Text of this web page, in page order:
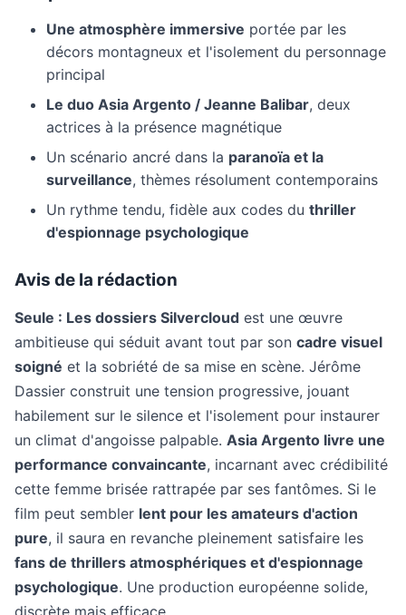
Une atmosphère immersive portée par les
décors montagneux et l'isolement du personnage
principal
Le duo Asia Argento / Jeanne Balibar, deux
actrices à la présence magnétique
Un scénario ancré dans la paranoïa et la
surveillance, thèmes résolument contemporains
Un rythme tendu, fidèle aux codes du thriller
d'espionnage psychologique
Avis de la rédaction
Seule : Les dossiers Silvercloud est une œuvre
ambitieuse qui séduit avant tout par son cadre visuel
soigné et la sobriété de sa mise en scène. Jérôme
Dassier construit une tension progressive, jouant
habilement sur le silence et l'isolement pour instaurer
un climat d'angoisse palpable. Asia Argento livre une
performance convaincante, incarnant avec crédibilité
cette femme brisée rattrapée par ses fantômes. Si le
film peut sembler lent pour les amateurs d'action
pure, il saura en revanche pleinement satisfaire les
fans de thrillers atmosphériques et d'espionnage
psychologique. Une production européenne solide,
discrète mais efficace.